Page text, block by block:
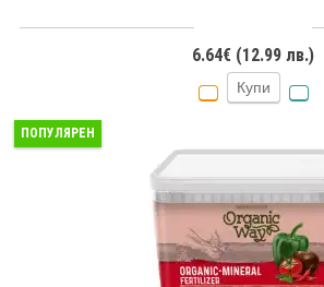
6.64€ (12.99 лв.)
Купи
ПОПУЛЯРЕН